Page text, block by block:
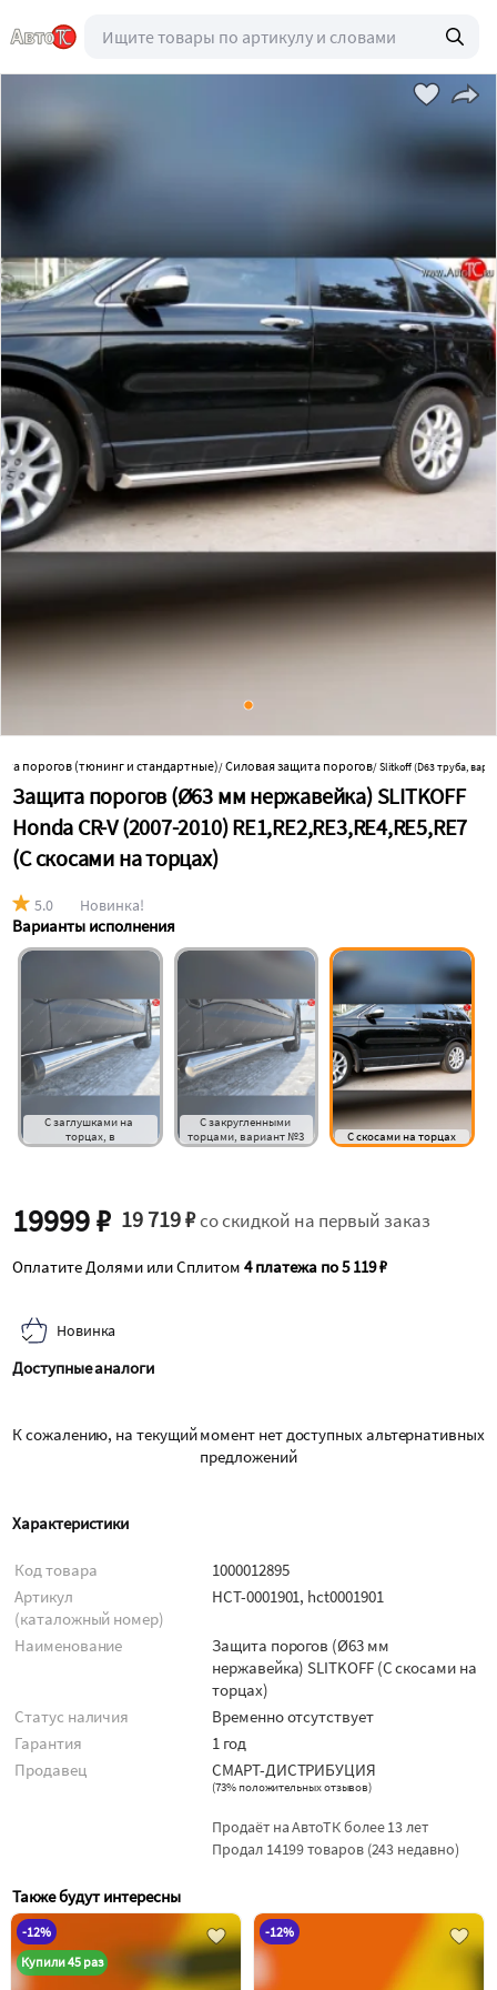
порогов (тюнинг и стандартные)/Силовая защита порогов/Slitkoff (D63 труба,
Защита порогов (Ø63 мм нержавейка) SLITKOFF
Honda CR-V (2007-2010) RE1,RE2,RE3,RE4,RE5,RE7
(С скосами на торцах)
5.0 Новинка!
Варианты исполнения
С заглушками на
торцах, в
С закругленными
торцами, вариант №3
С скосами на торцах
19999 ₽ 19 719 ₽со скидкой на первый заказ
Оплатите Долями или Сплитом4 платежа по 5 119 ₽
Новинка
Доступные аналоги
К сожалению, на текущий момент нет доступных альтернативных
предложений
Характеристики
Код товара
1000012895
Артикул
(каталожный номер)
HCT-0001901, hct0001901
Наименование
Защита порогов (Ø63 мм
нержавейка) SLITKOFF (С скосами на
торцах)
Статус наличия
Временно отсутствует
Гарантия
1 год
Продавец
СМАРТ-ДИСТРИБУЦИЯ
(73% положительных отзывов)
Продаёт на АвтоТК более 13 лет
Продал 14199 товаров (243 недавно)
Также будут интересны
-12%
Купили 45 раз
-12%